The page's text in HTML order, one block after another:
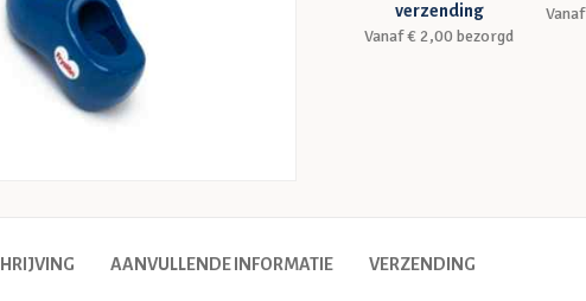
verzending
Vanaf € 2,00 bezorgd
AANVULLENDE INFORMATIE VERZENDING